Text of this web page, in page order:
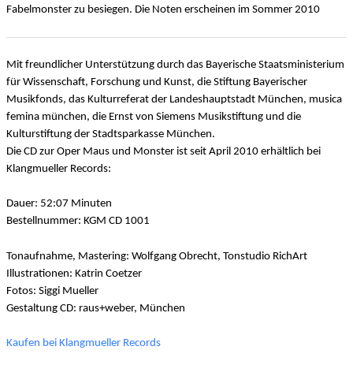
Fabelmonster zu besiegen. Die Noten erscheinen im Sommer 2010
Mit freundlicher Unterstützung durch das Bayerische Staatsministerium
für Wissenschaft, Forschung und Kunst, die Stiftung Bayerischer
Musikfonds, das Kulturreferat der Landeshauptstadt München, musica
femina münchen, die Ernst von Siemens Musikstiftung und die
Kulturstiftung der Stadtsparkasse München.
Die CD zur Oper Maus und Monster ist seit April 2010 erhältlich bei
Klangmueller Records:
Dauer: 52:07 Minuten
Bestellnummer: KGM CD 1001
Tonaufnahme, Mastering: Wolfgang Obrecht, Tonstudio RichArt
Illustrationen: Katrin Coetzer
Fotos: Siggi Mueller
Gestaltung CD: raus+weber, München
Kaufen bei Klangmueller Records